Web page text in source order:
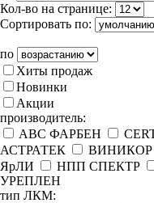
Кол-во на странице:
Сортировать по:
по
Хиты продаж
Новинки
Акции
производитель:
ABC ФАРБЕН
АСТРАТЕК
ВИНИКОР
ЯрЛИ
НПП СПЕКТР
УРЕПЛЕН
тип ЛКМ: